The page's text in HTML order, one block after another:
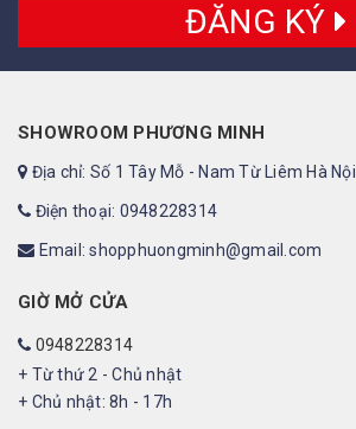
ĐĂNG KÝ
SHOWROOM PHƯƠNG MINH
Địa chỉ: Số 1 Tây Mỗ - Nam Từ Liêm Hà Nội
Điện thoại: 0948228314
Email: shopphuongminh@gmail.com
GIỜ MỞ CỬA
0948228314
+ Từ thứ 2 - Chủ nhật
+ Chủ nhật: 8h - 17h